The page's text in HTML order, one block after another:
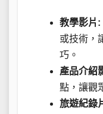
教學影片:
或技術，
巧。
產品介紹
點，讓觀
旅遊紀錄